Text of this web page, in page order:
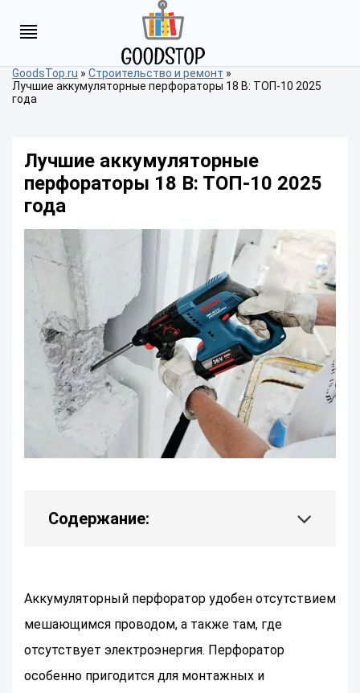
GoodsTop.ru » Строительство и ремонт »
Лучшие аккумуляторные перфораторы 18 В: ТОП-10 2025
года
Лучшие аккумуляторные
перфораторы 18 В: ТОП-10 2025
года
Содержание:
Аккумуляторный перфоратор удобен отсутствием
мешающимся проводом, а также там, где
отсутствует электроэнергия. Перфоратор
особенно пригодится для монтажных и